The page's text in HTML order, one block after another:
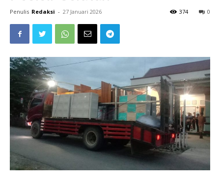
Penulis Redaksi - 27 Januari 2026 0
374